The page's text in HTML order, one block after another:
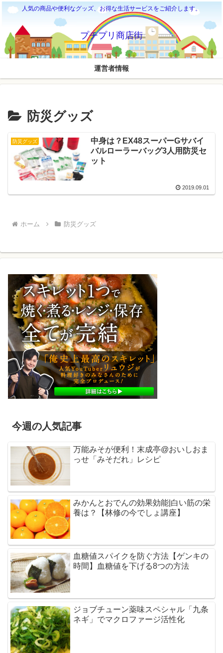
人気の商品や便利なグッズ、お得な生活サービスをご紹介します。
プチプリ商店街
運営者情報
防災グッズ
防災グッズ
中身は？EX48スーパーGサバイ
バルローラーバッグ3人用防災セ
ット
2019.09.01
ホーム 防災グッズ
今週の人気記事
万能みそが便利！末成亭@おいしおま
っせ「みそだれ」レシピ
みかんとおでんの効果効能|白い筋の栄
養は？【林修の今でしょ講座】
血糖値スパイクを防ぐ方法【ゲンキの
時間】血糖値を下げる8つの方法
ジョブチューン薬味スペシャル「九条
ネギ」でマクロファージ活性化